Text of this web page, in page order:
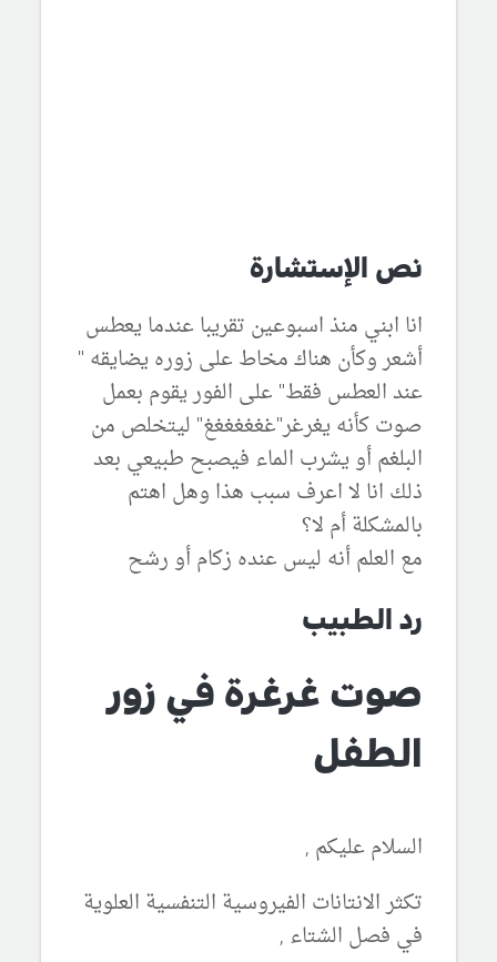
نص الإستشارة
انا ابني منذ اسبوعين تقريبا عندما يعطس
أشعر وكأن هناك مخاط على زوره يضايقه "
عند العطس فقط" على الفور يقوم بعمل
صوت كأنه يغرغر"غغغغغغغ" ليتخلص من
البلغم أو يشرب الماء فيصبح طبيعي بعد
ذلك انا لا اعرف سبب هذا وهل اهتم
بالمشكلة أم لا؟
مع العلم أنه ليس عنده زكام أو رشح
رد الطبيب
صوت غرغرة في زور
الطفل
السلام عليكم ,
تكثر الانتانات الفيروسية التنفسية العلوية
في فصل الشتاء ,